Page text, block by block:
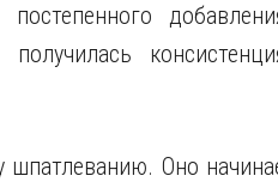
постепенного
Оно